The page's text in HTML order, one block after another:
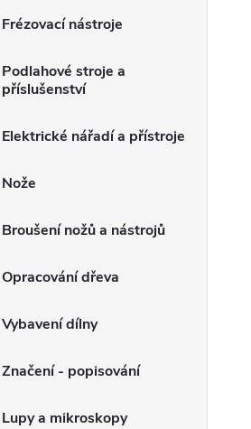
Frézovací nástroje
Podlahové stroje a
příslušenství
Elektrické nářadí a přístroje
Nože
Broušení nožů a nástrojů
Opracování dřeva
Vybavení dílny
Značení - popisování
Lupy a mikroskopy
leštící - #200 PAD DIMAPA